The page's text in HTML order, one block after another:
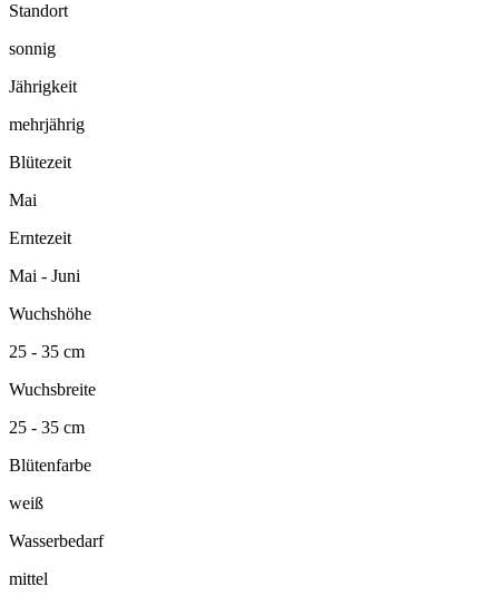
Standort
sonnig
Jährigkeit
mehrjährig
Blütezeit
Mai
Erntezeit
Mai - Juni
Wuchshöhe
25 - 35 cm
Wuchsbreite
25 - 35 cm
Blütenfarbe
weiß
Wasserbedarf
mittel